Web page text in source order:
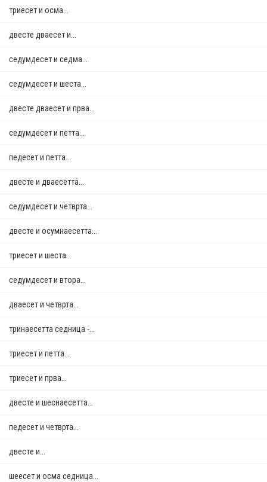
триесет и осма...
двестe дваесет и...
седумдесет и седма...
седумдесет и шеста...
двестe дваесет и прва...
седумдесет и петта...
педесет и петта...
двестe и дваесетта...
седумдесет и четврта...
двестe и осумнaесетта...
триесет и шеста...
седумдесет и втора...
дваесет и четврта...
тринаесетта седница -...
триесет и петта...
триесет и прва...
двестe и шеснаесетта...
педесет и четврта...
двестe и...
шеесет и осма седница...